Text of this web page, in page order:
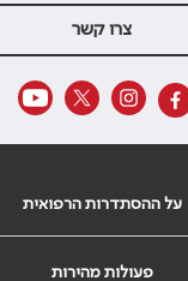
צרו קשר
על ההסתדרות הרפואית
פעולות מהירות